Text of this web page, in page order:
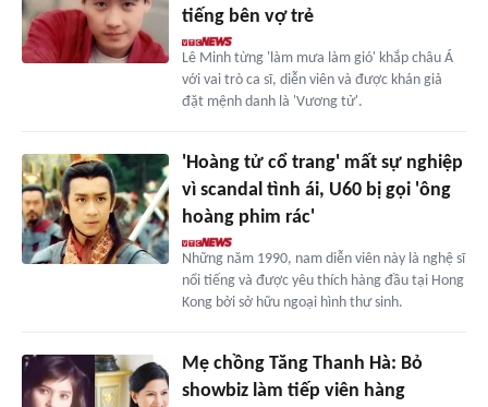
tiếng bên vợ trẻ
Lê Minh từng 'làm mưa làm gió' khắp châu Á
với vai trò ca sĩ, diễn viên và được khán giả
đặt mệnh danh là 'Vương tử'.
'Hoàng tử cổ trang' mất sự nghiệp
vì scandal tình ái, U60 bị gọi 'ông
hoàng phim rác'
Những năm 1990, nam diễn viên này là nghệ sĩ
nổi tiếng và được yêu thích hàng đầu tại Hong
Kong bởi sở hữu ngoại hình thư sinh.
Mẹ chồng Tăng Thanh Hà: Bỏ
showbiz làm tiếp viên hàng